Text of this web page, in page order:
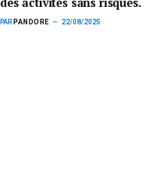
PAR PANDORE 22/08/2025